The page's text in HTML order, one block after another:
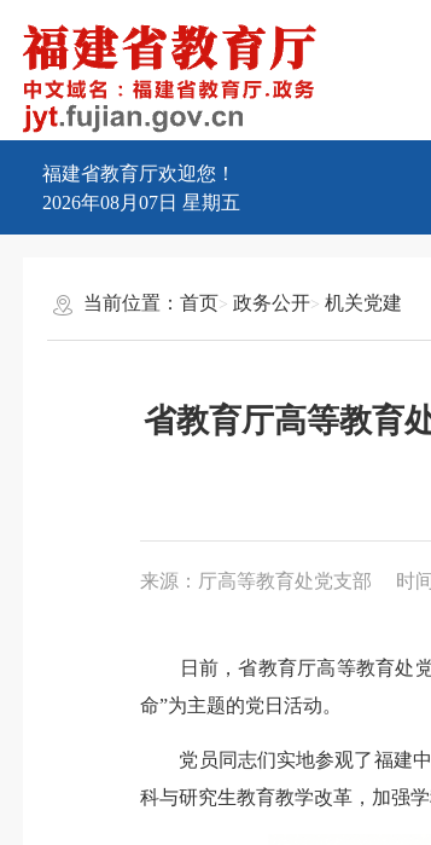
福建省教育厅欢迎您！
2026年08月07日 星期五
当前位置：首页 政务公开 机关党建
省教育厅高等教育
来源：厅高等教育处党支部 时
日前，省教育厅高等教育处党
命”为主题的党日活动。
党员同志们实地参观了福建中
科与研究生教育教学改革，加强